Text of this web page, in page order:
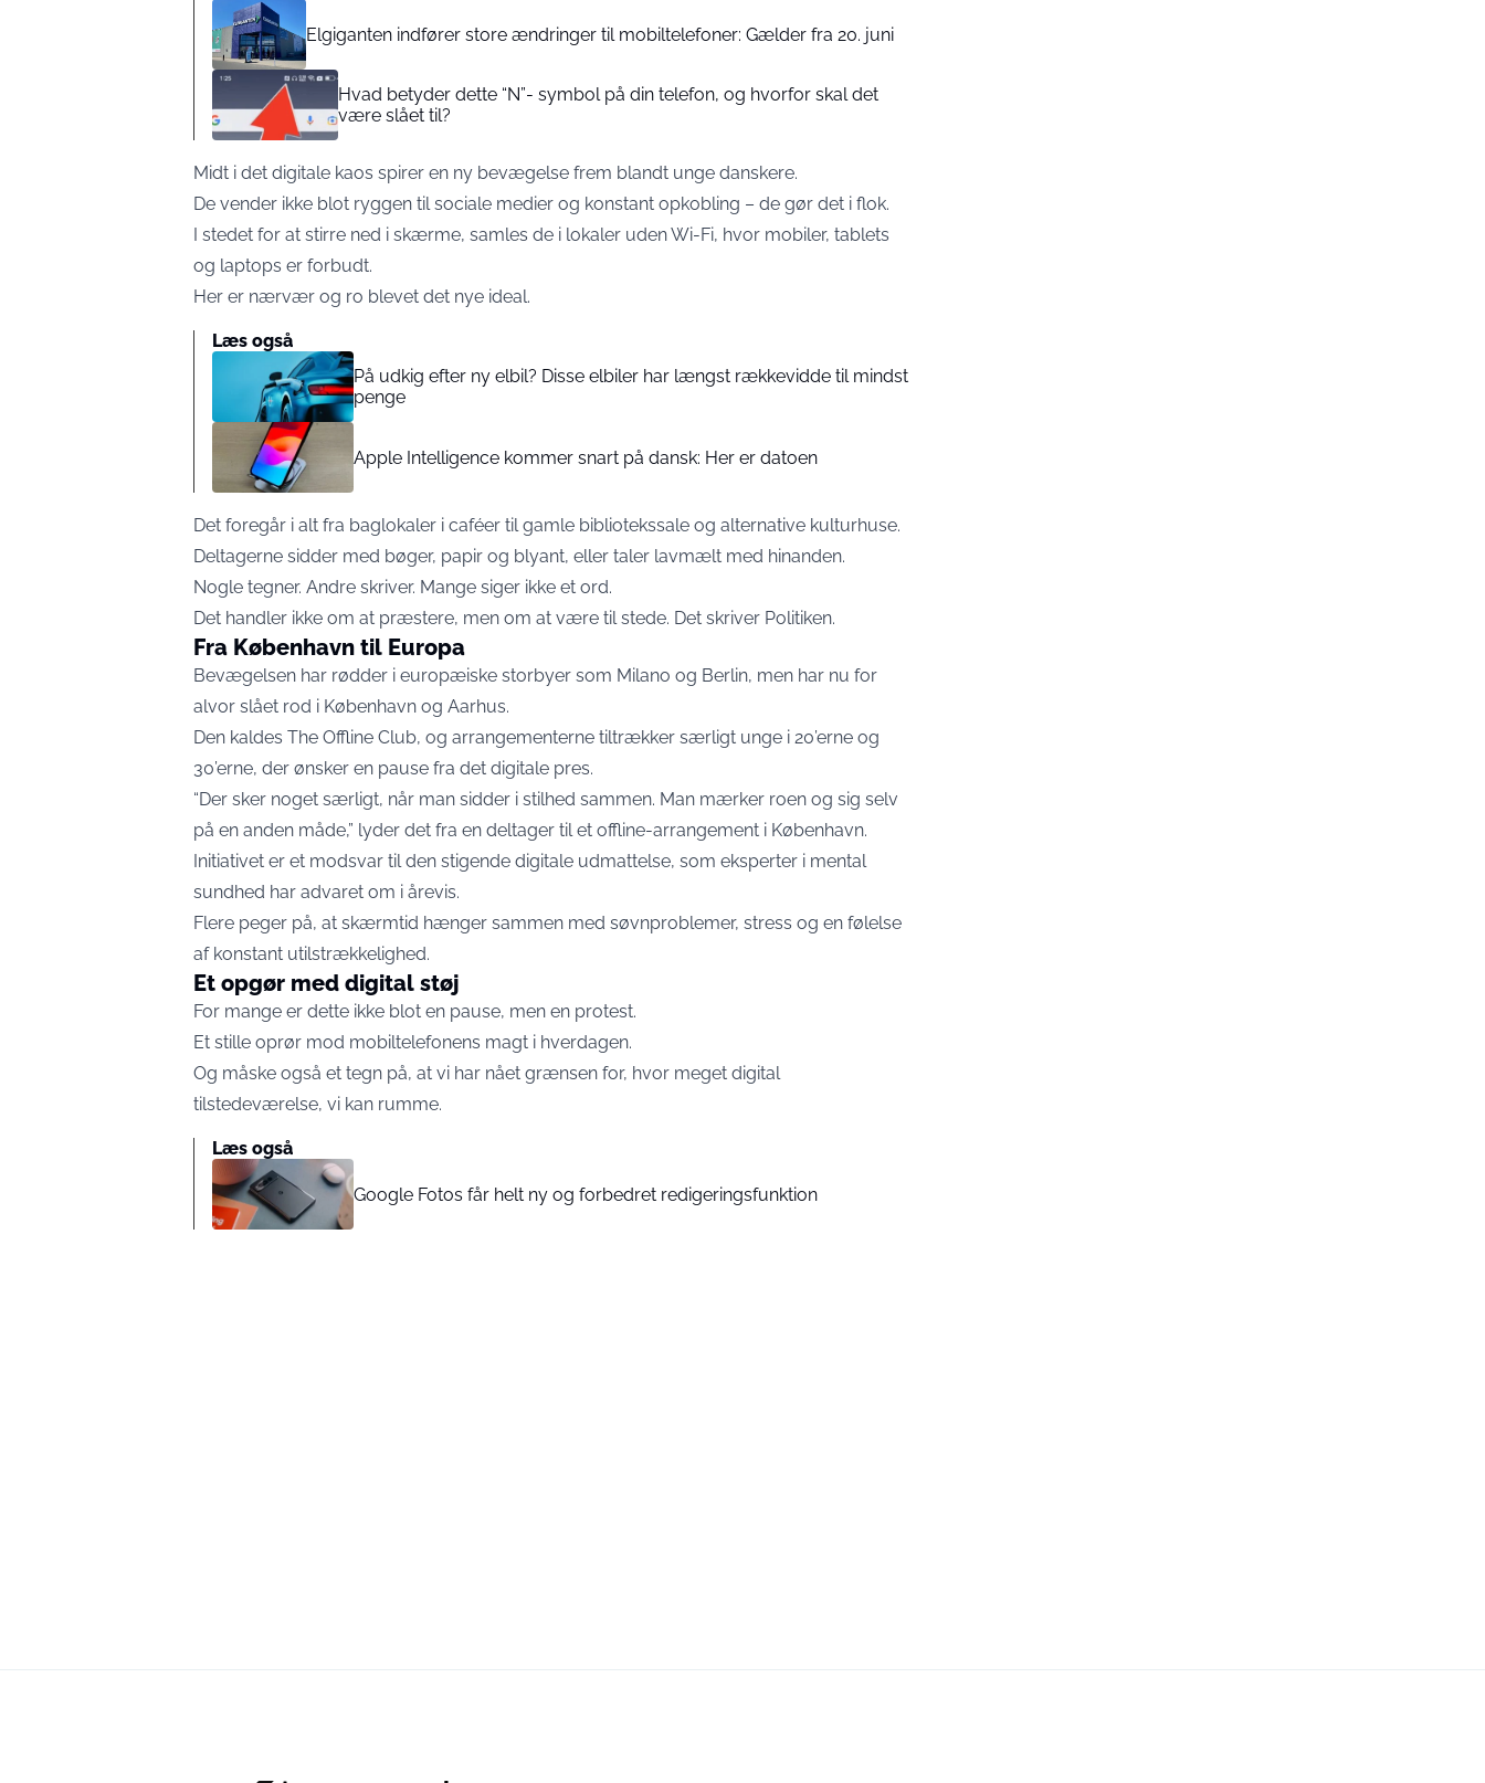
Elgiganten indfører store ændringer til mobiltelefoner: Gælder fra 20. juni
Hvad betyder dette “N”- symbol på din telefon, og hvorfor skal det
være slået til?
Midt i det digitale kaos spirer en ny bevægelse frem blandt unge danskere.
De vender ikke blot ryggen til sociale medier og konstant opkobling – de gør det i flok.
I stedet for at stirre ned i skærme, samles de i lokaler uden Wi-Fi, hvor mobiler, tablets
og laptops er forbudt.
Her er nærvær og ro blevet det nye ideal.
Læs også
På udkig efter ny elbil? Disse elbiler har længst rækkevidde til mindst
penge
Apple Intelligence kommer snart på dansk: Her er datoen
Det foregår i alt fra baglokaler i caféer til gamle bibliotekssale og alternative kulturhuse.
Deltagerne sidder med bøger, papir og blyant, eller taler lavmælt med hinanden.
Nogle tegner. Andre skriver. Mange siger ikke et ord.
Det handler ikke om at præstere, men om at være til stede. Det skriver Politiken.
Fra København til Europa
Bevægelsen har rødder i europæiske storbyer som Milano og Berlin, men har nu for
alvor slået rod i København og Aarhus.
Den kaldes The Offline Club, og arrangementerne tiltrækker særligt unge i 20’erne og
30’erne, der ønsker en pause fra det digitale pres.
“Der sker noget særligt, når man sidder i stilhed sammen. Man mærker roen og sig selv
på en anden måde,” lyder det fra en deltager til et offline-arrangement i København.
Initiativet er et modsvar til den stigende digitale udmattelse, som eksperter i mental
sundhed har advaret om i årevis.
Flere peger på, at skærmtid hænger sammen med søvnproblemer, stress og en følelse
af konstant utilstrækkelighed.
Et opgør med digital støj
For mange er dette ikke blot en pause, men en protest.
Et stille oprør mod mobiltelefonens magt i hverdagen.
Og måske også et tegn på, at vi har nået grænsen for, hvor meget digital
tilstedeværelse, vi kan rumme.
Læs også
Google Fotos får helt ny og forbedret redigeringsfunktion